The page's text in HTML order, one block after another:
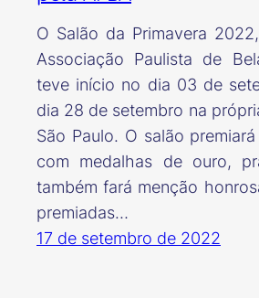
O Salão da Primavera
Associação Paulista de
teve início no dia 03 de
dia 28 de setembro na
São Paulo. O salão
com medalhas de ouro,
também fará menção
premiadas…
17 de setembro de 2022